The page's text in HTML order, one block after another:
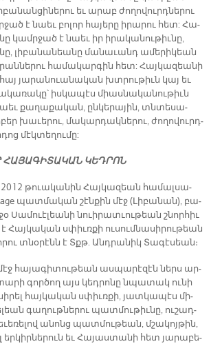
եւ ա­րաբ ժո­ղո­վուրդ­նե­րու
է նաեւ բո­լոր հա­յե­րը ի­րա­րու հետ: Հա­
կամր­ջած է նաեւ իր ի­րա­կա­նու­թիւ­նը,
լի­բա­նա­նեա­նը մա­նա­ւանդ ա­մե­րի­կեան
հա­մա­կար­գին հետ: Հայ­կա­զեա­նի
հայ յա­րա­նուա­նա­կան խտրու­թիւն կայ եւ
իս­կա­պէս միաս­նա­կա­նու­թիւն
քա­ղա­քա­կան, ըն­կե­րա­յին, տնտե­սա­
խա­ւե­րու, մա­կար­դակ­նե­րու, ժո­ղո­վուրդ­
մէկ­տե­ղու­մը:
ՀԱ­ՅԱ­ԳԻ­ՏԱ­ԿԱՆ ԿԵԴ­ՐՈՆ
2012 թուա­կա­նին Հայ­կա­զեան հա­մալ­սա­
պատ­մա­կան շէն­քին մէջ (Լի­բա­նան), բա­
Սա­մուէ­լեա­նի նուի­րատ­ւու­թեան շնոր­հիւ
է Հայ­կա­կան սփիւռ­քի ու­սում­նա­սի­րու­թեան
տնօ­րէնն է Տքթ. Անդ­րա­նիկ Տա­գէ­սեան։
հա­յա­գի­տու­թեան աս­պա­րէ­զէն ներս ար­
գոր­ծող այս կեդ­րո­նը նպա­տակ ու­նի
հայ­կա­կան սփիւռ­քի, յատ­կա­պէս մի­
գա­ղութ­նե­րու պատ­մու­թիւ­նը, ու­շադ­
ա­նոնց պատ­մու­թեան, մշա­կոյ­թին,
եր­կիր­նե­րուն եւ Հա­յաս­տա­նի հետ յա­րա­բե­